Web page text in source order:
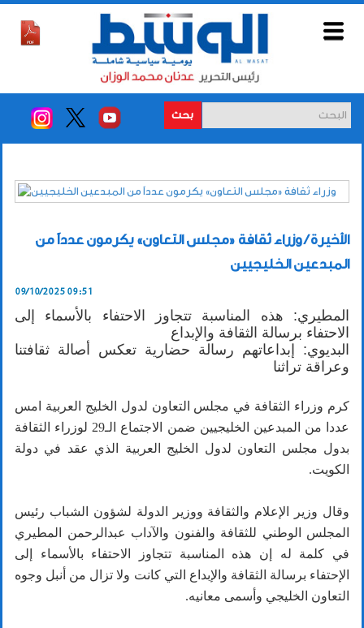
بحث
الأخيرة / وزراء ثقافة «مجلس التعاون» يكرمون عدداً من
المبدعين الخليجيين
09/10/2025 09:51
المطيري: هذه المناسبة تتجاوز الاحتفاء بالأسماء إلى
الاحتفاء برسالة الثقافة والإبداع
البديوي: إبداعاتهم رسالة حضارية تعكس أصالة ثقافتنا
وعراقة تراثنا
كرم وزراء الثقافة في مجلس التعاون لدول الخليج العربية امس
عددا من المبدعين الخليجيين ضمن الاجتماع الـ29 لوزراء الثقافة
بدول مجلس التعاون لدول الخليج العربية الذي عقد في دولة
الكويت.
وقال وزير الإعلام والثقافة ووزير الدولة لشؤون الشباب رئيس
المجلس الوطني للثقافة والفنون والآداب عبدالرحمن المطيري
في كلمة له إن هذه المناسبة تتجاوز الاحتفاء بالأسماء إلى
الإحتفاء برسالة الثقافة والإبداع التي كانت ولا تزال من أنبل وجوه
التعاون الخليجي وأسمى معانيه.